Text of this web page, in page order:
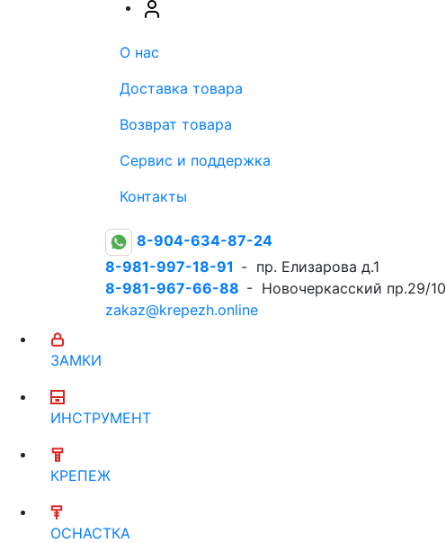
О нас
Доставка товара
Возврат товара
Сервис и поддержка
Контакты
8-904-634-87-24
8-981-997-18-91 - пр. Елизарова д.1
8-981-967-66-88 - Новочеркасский пр.29/10
zakaz@krepezh.online
ЗАМКИ
ИНСТРУМЕНТ
КРЕПЕЖ
ОСНАСТКА